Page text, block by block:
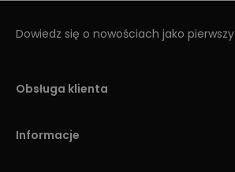
Dowiedz się o nowościach jako pierwszy
Obsługa klienta
Informacje